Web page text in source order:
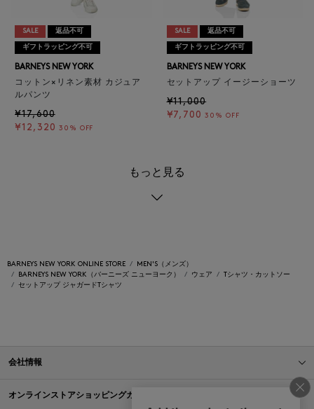
SALE 返品不可
ギフトラッピング不可
BARNEYS NEW YORK
コットン×リネン素材 カジュア
ルパンツ
¥17,600
¥12,320 30% OFF
SALE 返品不可
ギフトラッピング不可
BARNEYS NEW YORK
セットアップ イージーショーツ
¥11,000
¥7,700 30% OFF
もっと見る
BARNEYS NEW YORK ONLINE STORE
MEN'S（メンズ）
BARNEYS NEW YORK（バーニーズ ニューヨーク）
ウェア
Tシャツ・カットソー
セットアップ ジャガードTシャツ
会社情報
オンラインストアショッピングガイド